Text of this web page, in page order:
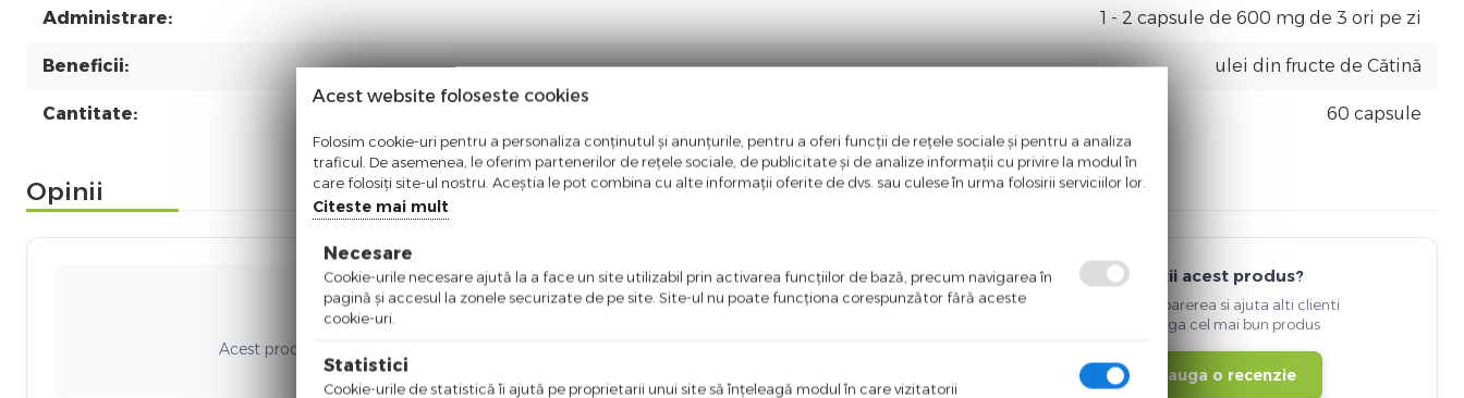
Administrare: 1 - 2 capsule de 600 mg de 3 ori pe zi
Beneficii: ulei din fructe de Cătină
Cantitate: 60 capsule
Opinii
Acest produs nu a adunat recenzii. Fii primul care scrie ceva bun despre acest produs!
Detii acest produs?
Spune-ti parerea si ajuta alti clienti
sa aleaga cel mai bun produs
Adauga o recenzie
Acest website foloseste cookies
Folosim cookie-uri pentru a personaliza conținutul și anunțurile, pentru a oferi funcții de rețele sociale și pentru a analiza
traficul. De asemenea, le oferim partenerilor de rețele sociale, de publicitate și de analize informații cu privire la modul în
care folosiți site-ul nostru. Aceștia le pot combina cu alte informații oferite de dvs. sau culese în urma folosirii serviciilor lor.
Citeste mai mult
Necesare
Cookie-urile necesare ajută la a face un site utilizabil prin activarea funcţiilor de bază, precum navigarea în
pagină şi accesul la zonele securizate de pe site. Site-ul nu poate funcţiona corespunzător fără aceste
cookie-uri.
Statistici
Cookie-urile de statistică îi ajută pe proprietarii unui site să înţeleagă modul în care vizitatorii